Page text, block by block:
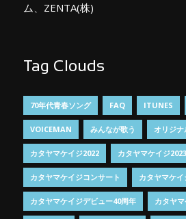
ム、 ZENTA(株)
Tag Clouds
70年代青春ソング FAQ ITUNES
VOICEMAN みんなが歌う オリジナ
カタヤマケイジ2022 カタヤマケイジ2023
カタヤマケイジコンサート カタヤマケ
カタヤマケイジデビュー40周年 カタヤ